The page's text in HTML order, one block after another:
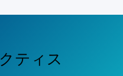
ティス